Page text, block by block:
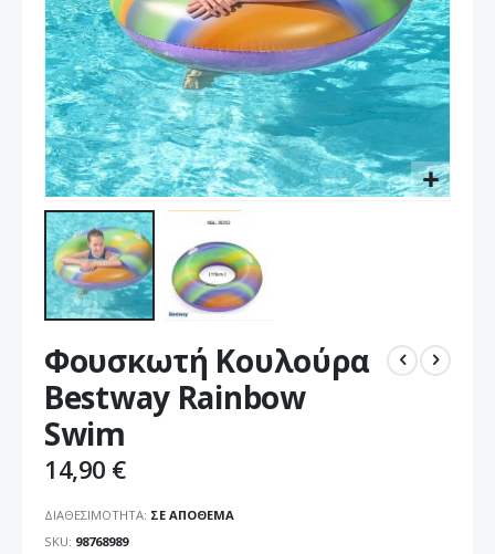
στην
αρχή
της
συλλογής
εικόνων
Φουσκωτή Κουλούρα
Bestway Rainbow
Swim
14,90 €
ΔΙΑΘΕΣΙΜΌΤΗΤΑ: ΣΕ ΑΠΌΘΕΜΑ
SKU 98768989